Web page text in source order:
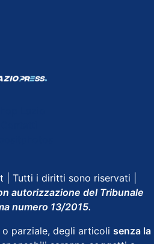
| Tutti i diritti sono riservati |
autorizzazione del Tribunale
numero 13/2015.
parziale, degli articoli senza la